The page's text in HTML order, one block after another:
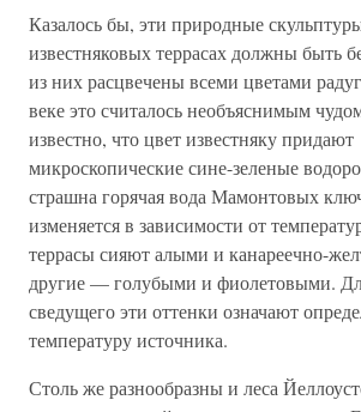
Казалось бы, эти природные
известняковых террасах должны быть
из них расцвечены всеми цветами
веке это считалось необъяснимым
известно, что цвет известняку придают
микроскопические сине-зеленые
страшна горячая вода Мамонтовых
изменяется в зависимости от
террасы сияют алыми и канареечно-
другие — голубыми и фиолетовыми.
сведущего эти оттенки означают
температуру источника.
Столь же разнообразны и леса